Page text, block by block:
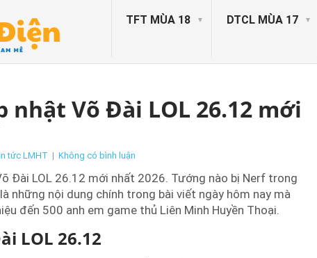
TFT MÙA 18 DTCL MÙA 17
nhật Võ Đài LOL 26.12 mới
tức LMHT | Không có bình luận
Đài LOL 26.12 mới nhất 2026. Tướng nào bị Nerf trong
những nội dung chính trong bài viết ngày hôm nay mà
đến 500 anh em game thủ Liên Minh Huyền Thoại.
LOL 26.12